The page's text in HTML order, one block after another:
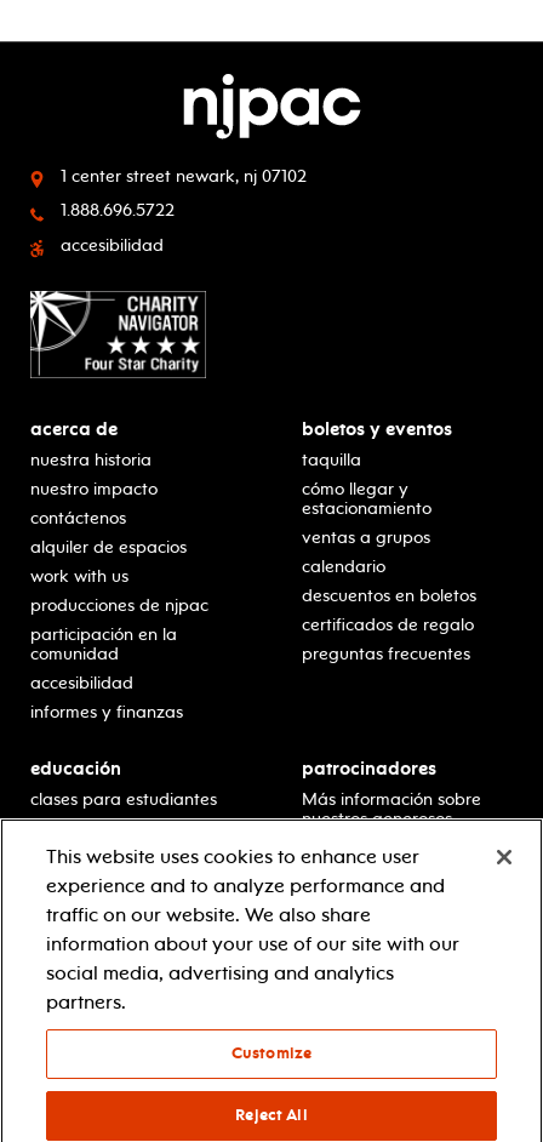
1 center street newark, nj 07102
1.888.696.5722
accesibilidad
acerca de
nuestra historia
nuestro impacto
contáctenos
alquiler de espacios
work with us
producciones de njpac
participación en la
comunidad
accesibilidad
informes y finanzas
boletos y eventos
taquilla
cómo llegar y
estacionamiento
ventas a grupos
calendario
descuentos en boletos
certificados de regalo
preguntas frecuentes
educación
clases para estudiantes
escolar
residencias en escuelas
desarrollo profesional
recursos para docentes
comuníquese con el
equipo educativo
patrocinadores
Más información sobre
nuestros generosos
This website uses cookies to enhance user
experience and to analyze performance and
traffic on our website. We also share
information about your use of our site with our
social media, advertising and analytics
partners.
Customize
Reject All